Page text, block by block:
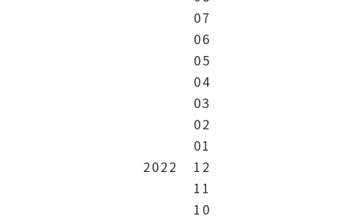
07
06
05
04
03
02
01
2022
12
11
10